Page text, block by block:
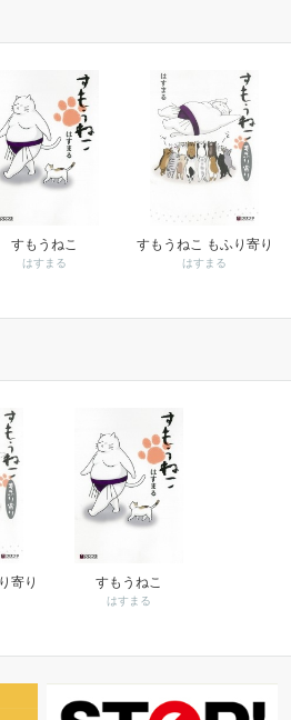
すもうねこ
はすまる
すもうねこ もふり寄り
はすまる
寄り すもうねこ
はすまる